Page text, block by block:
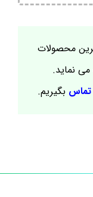
محصولات
می نماید.
تماس بگیریم.